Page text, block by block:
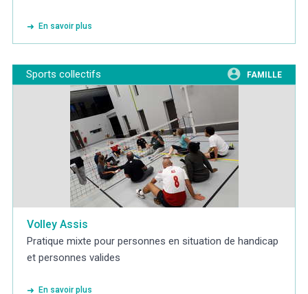
En savoir plus
Sports collectifs FAMILLE
Volley Assis
Pratique mixte pour personnes en situation de handicap
et personnes valides
En savoir plus